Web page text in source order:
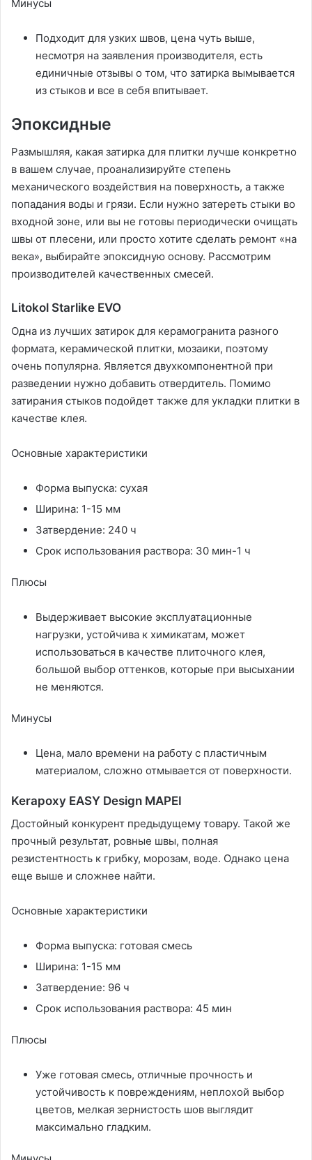
Минусы
Подходит для узких швов, цена чуть выше,
несмотря на заявления производителя, есть
единичные отзывы о том, что затирка вымывается
из стыков и все в себя впитывает.
Эпоксидные
Размышляя, какая затирка для плитки лучше конкретно
в вашем случае, проанализируйте степень
механического воздействия на поверхность, а также
попадания воды и грязи. Если нужно затереть стыки во
входной зоне, или вы не готовы периодически очищать
швы от плесени, или просто хотите сделать ремонт «на
века», выбирайте эпоксидную основу. Рассмотрим
производителей качественных смесей.
Litokol Starlike EVO
Одна из лучших затирок для керамогранита разного
формата, керамической плитки, мозаики, поэтому
очень популярна. Является двухкомпонентной при
разведении нужно добавить отвердитель. Помимо
затирания стыков подойдет также для укладки плитки в
качестве клея.
Основные характеристики
Форма выпуска: сухая
Ширина: 1-15 мм
Затвердение: 240 ч
Срок использования раствора: 30 мин-1 ч
Плюсы
Выдерживает высокие эксплуатационные
нагрузки, устойчива к химикатам, может
использоваться в качестве плиточного клея,
большой выбор оттенков, которые при высыхании
не меняются.
Минусы
Цена, мало времени на работу с пластичным
материалом, сложно отмывается от поверхности.
Kerapoxy EASY Design MAPEI
Достойный конкурент предыдущему товару. Такой же
прочный результат, ровные швы, полная
резистентность к грибку, морозам, воде. Однако цена
еще выше и сложнее найти.
Основные характеристики
Форма выпуска: готовая смесь
Ширина: 1-15 мм
Затвердение: 96 ч
Срок использования раствора: 45 мин
Плюсы
Уже готовая смесь, отличные прочность и
устойчивость к повреждениям, неплохой выбор
цветов, мелкая зернистость шов выглядит
максимально гладким.